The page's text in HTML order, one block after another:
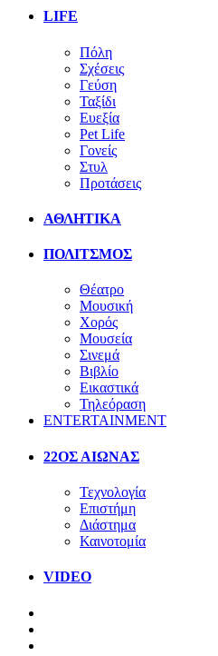
LIFE
Πόλη
Σχέσεις
Γεύση
Ταξίδι
Ευεξία
Pet Life
Γονείς
Στυλ
Προτάσεις
ΑΘΛΗΤΙΚΑ
ΠΟΛΙΤΣΜΟΣ
Θέατρο
Μουσική
Χορός
Μουσεία
Σινεμά
Βιβλίο
Εικαστικά
Τηλεόραση
ENTERTAINMENT
22ΟΣ ΑΙΩΝΑΣ
Τεχνολογία
Επιστήμη
Διάστημα
Καινοτομία
VIDEO